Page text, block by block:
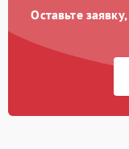
Оставьте